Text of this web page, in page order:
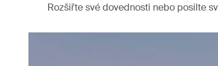
Rozšiřte své dovednosti nebo posilte